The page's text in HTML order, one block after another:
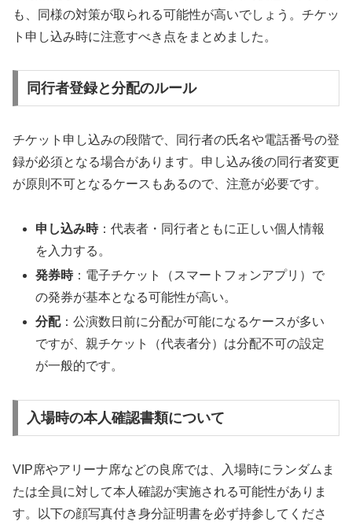
も、同様の対策が取られる可能性が高いでしょう。チケッ
ト申し込み時に注意すべき点をまとめました。
同行者登録と分配のルール
チケット申し込みの段階で、同行者の氏名や電話番号の登
録が必須となる場合があります。申し込み後の同行者変更
が原則不可となるケースもあるので、注意が必要です。
申し込み時：代表者・同行者ともに正しい個人情報
を入力する。
発券時：電子チケット（スマートフォンアプリ）で
の発券が基本となる可能性が高い。
分配：公演数日前に分配が可能になるケースが多い
ですが、親チケット（代表者分）は分配不可の設定
が一般的です。
入場時の本人確認書類について
VIP席やアリーナ席などの良席では、入場時にランダムま
たは全員に対して本人確認が実施される可能性がありま
す。以下の顔写真付き身分証明書を必ず持参してくださ